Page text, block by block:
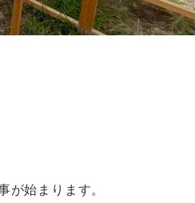
始まります。